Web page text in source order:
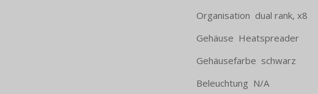
Organisation dual rank, x8
Gehäuse Heatspreader
Gehäusefarbe schwarz
Beleuchtung N/​A